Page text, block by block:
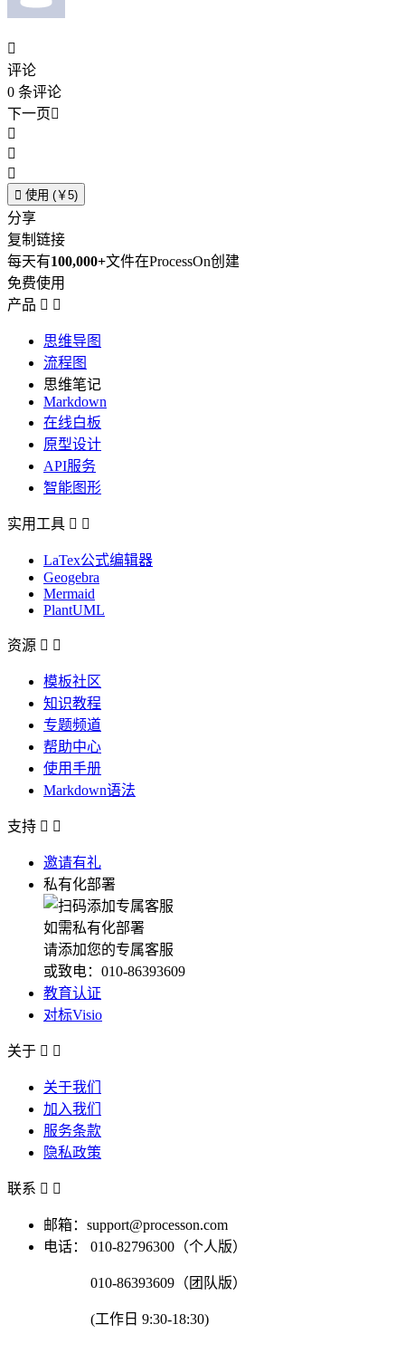

评论
0 条评论
下一页



 使用 (￥5)
分享
复制链接
每天有100,000+文件在ProcessOn创建
免费使用
产品  
思维导图
流程图
思维笔记
Markdown
在线白板
原型设计
API服务
智能图形
实用工具  
LaTex公式编辑器
Geogebra
Mermaid
PlantUML
资源  
模板社区
知识教程
专题频道
帮助中心
使用手册
Markdown语法
支持  
邀请有礼
私有化部署
如需私有化部署
请添加您的专属客服
或致电：010-86393609
教育认证
对标Visio
关于  
关于我们
加入我们
服务条款
隐私政策
联系  
邮箱：support@processon.com
电话：
010-82796300（个人版）
010-86393609（团队版）
(工作日 9:30-18:30)